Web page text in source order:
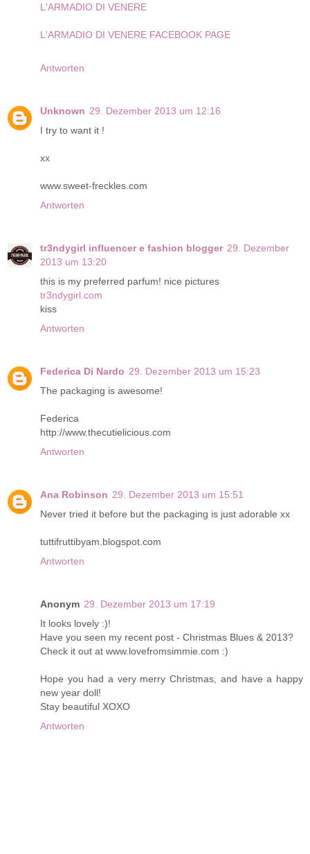
L'ARMADIO DI VENERE
L'ARMADIO DI VENERE FACEBOOK PAGE
Antworten
Unknown 29. Dezember 2013 um 12:16
I try to want it !
xx
www.sweet-freckles.com
Antworten
tr3ndygirl influencer e fashion blogger 29. Dezember
2013 um 13:20
this is my preferred parfum! nice pictures
tr3ndygirl.com
kiss
Antworten
Federica Di Nardo 29. Dezember 2013 um 15:23
The packaging is awesome!
Federica
http://www.thecutielicious.com
Antworten
Ana Robinson 29. Dezember 2013 um 15:51
Never tried it before but the packaging is just adorable xx
tuttifruttibyam.blogspot.com
Antworten
Anonym 29. Dezember 2013 um 17:19
It looks lovely :)!
Have you seen my recent post - Christmas Blues & 2013?
Check it out at www.lovefromsimmie.com :)
Hope you had a very merry Christmas, and have a happy
new year doll!
Stay beautiful XOXO
Antworten